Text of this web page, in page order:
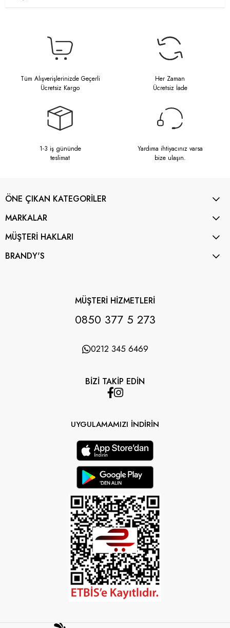
Tüm Alışverişlerinizde Geçerli
Ücretsiz Kargo
Her Zaman
Ücretsiz İade
1-3 iş gününde
teslimat
Yardıma ihtiyacınız varsa
bize ulaşın.
ÖNE ÇIKAN KATEGORİLER
MARKALAR
MÜŞTERİ HAKLARI
BRANDY'S
MÜŞTERİ HİZMETLERİ
0850 377 5 273
0212 345 6469
BİZİ TAKİP EDİN
UYGULAMAMIZI İNDİRİN